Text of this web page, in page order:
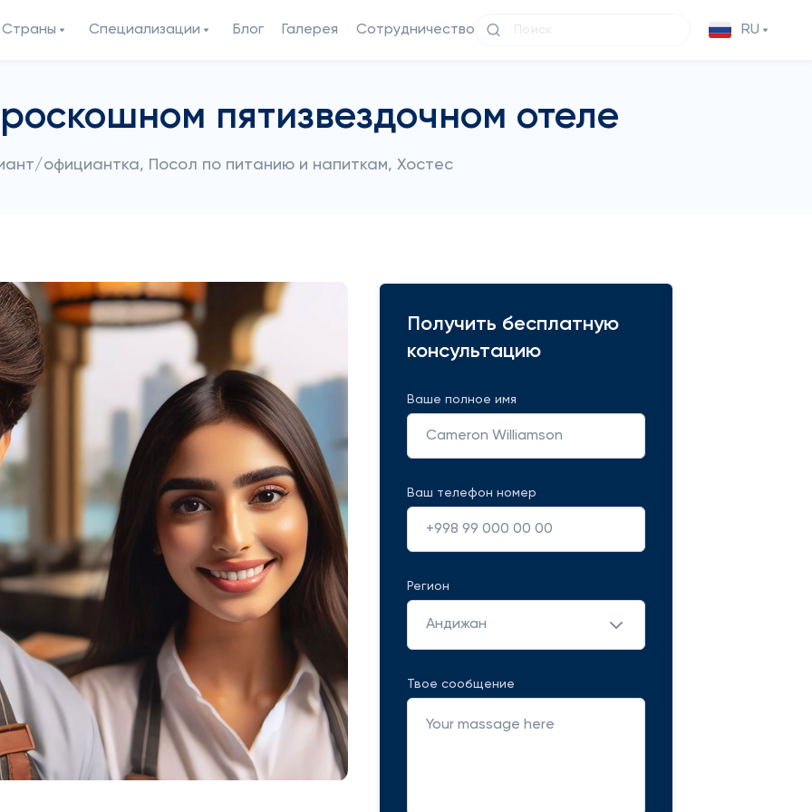
Страны Специализации Блог Галерея Сотрудничество RU
пятизвездочном отеле
официантка, Посол по питанию и напиткам, Хостес
Получить бесплатную
консультацию
Ваше полное имя
Ваш телефон номер
Регион
Андижан
Твое сообщение